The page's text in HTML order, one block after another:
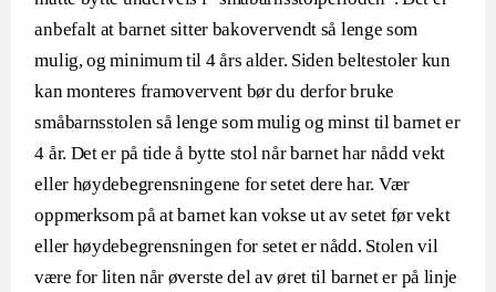
anbefalt at barnet sitter bakovervendt så lenge som
mulig, og minimum til 4 års alder. Siden beltestoler kun
kan monteres framovervent bør du derfor bruke
småbarnsstolen så lenge som mulig og minst til barnet er
4 år. Det er på tide å bytte stol når barnet har nådd vekt
eller høydebegrensningene for setet dere har. Vær
oppmerksom på at barnet kan vokse ut av setet før vekt
eller høydebegrensningen for setet er nådd. Stolen vil
være for liten når øverste del av øret til barnet er på linje